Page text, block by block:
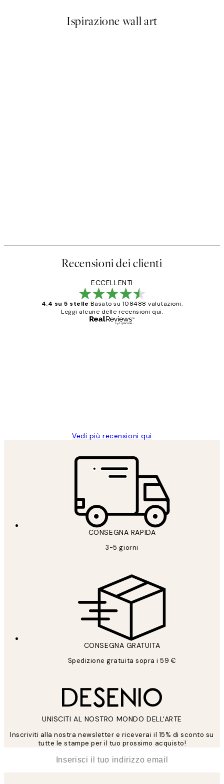
Ispirazione wall art
Recensioni dei clienti
ECCELLENTI
4.4 su 5 stelle Basato su 108488 valutazioni.
Leggi alcune delle recensioni qui.
Vedi più recensioni qui
CONSEGNA RAPIDA
3-5 giorni
CONSEGNA GRATUITA
Spedizione gratuita sopra i 59 €
UNISCITI AL NOSTRO MONDO DELL'ARTE
Inscriviti alla nostra newsletter e riceverai il 15% di sconto su
tutte le stampe per il tuo prossimo acquisto!